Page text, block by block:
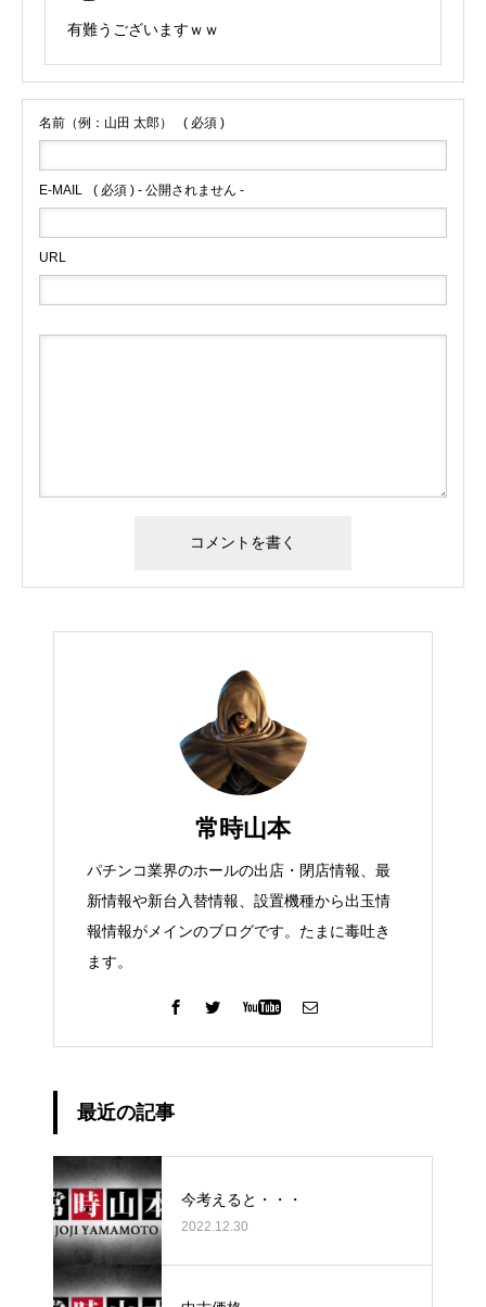
有難うございますｗｗ
名前（例：山田 太郎） ( 必須 )
E-MAIL ( 必須 ) - 公開されません -
URL
常時山本
パチンコ業界のホールの出店・閉店情報、最
新情報や新台入替情報、設置機種から出玉情
報情報がメインのブログです。たまに毒吐き
ます。
最近の記事
今考えると・・・
2022.12.30